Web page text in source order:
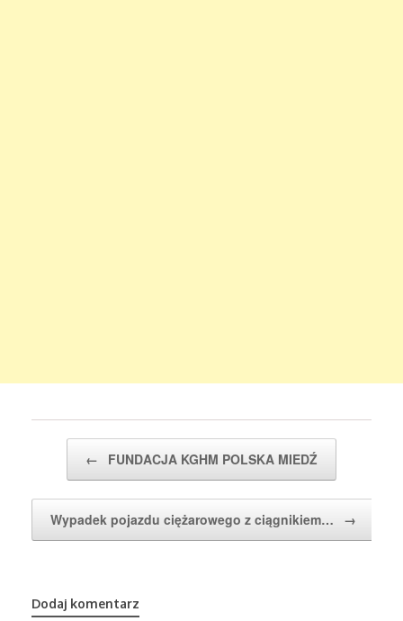
← FUNDACJA KGHM POLSKA MIEDŹ
Wypadek pojazdu ciężarowego z ciągnikiem… →
Dodaj komentarz